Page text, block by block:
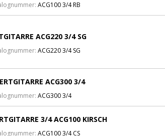
ACG100 3/4 RB
ACG220 3/4 SG
ACG220 3/4 SG
ACG300 3/4
ACG300 3/4
3/4 ACG100 KIRSCH
ACG100 3/4 CS